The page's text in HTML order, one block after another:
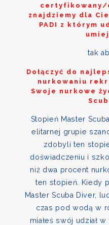
certyfikowany/
znajdziemy dla
PADI z którym
tak
Dołączyć do
nurkowaniu
Swoje nurkowe
Stopień Master
elitarnej grupie
zdobyli ten
doświadczeniu i
niż dwa procent
ten stopień. Kiedy
Master Scuba Diver,
czas pod wodą w
miałeś swój udział